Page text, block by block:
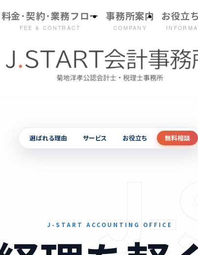
料金･契約･業務フロー
FEE & CONTRACT
事務所案内
COMPANY
お役立
選ばれる理由 サービス お役立ち 無料相談
J-
J-START ACCOUNTING OFFICE